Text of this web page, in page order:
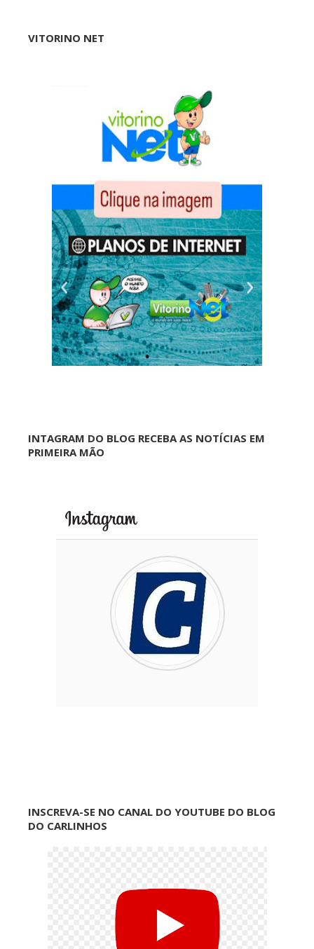
VITORINO NET
INTAGRAM DO BLOG RECEBA AS NOTÍCIAS EM
PRIMEIRA MÃO
INSCREVA-SE NO CANAL DO YOUTUBE DO BLOG
DO CARLINHOS